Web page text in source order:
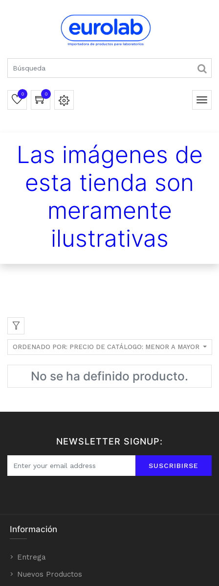
0 0
Las imágenes de
esta tienda son
meramente
ilustrativas
ORDENADO POR: PRECIO DE CATÁLOGO: MENOR A MAYOR
No se ha definido producto.
NEWSLETTER SIGNUP:
SUSCRIBIRSE
Información
Entrega
Nuevos Productos